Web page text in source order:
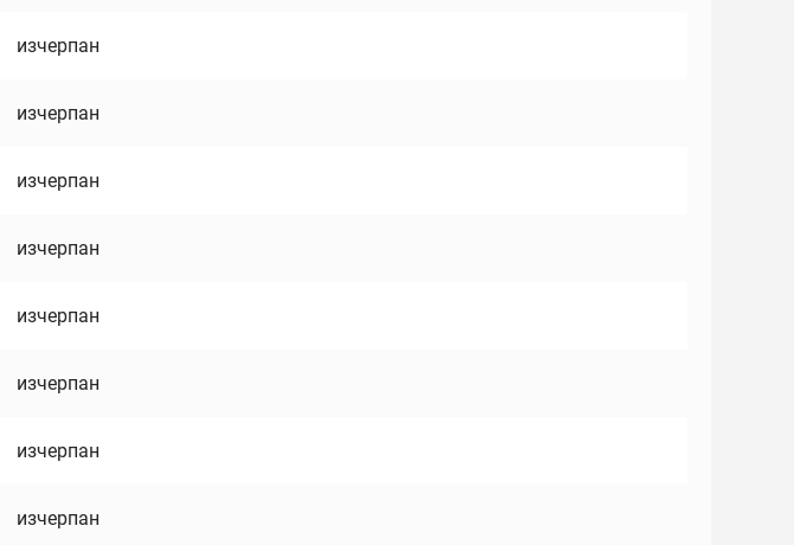
изчерпан
изчерпан
изчерпан
изчерпан
изчерпан
изчерпан
изчерпан
изчерпан